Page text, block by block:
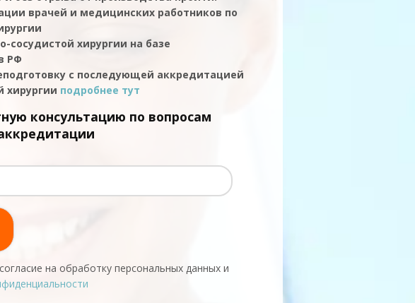
врачей и медицинских работников по
хирургии на базе
РФ
с последующей аккредитацией
хирургии подробнее тут
консультацию по вопросам
на обработку персональных данных и